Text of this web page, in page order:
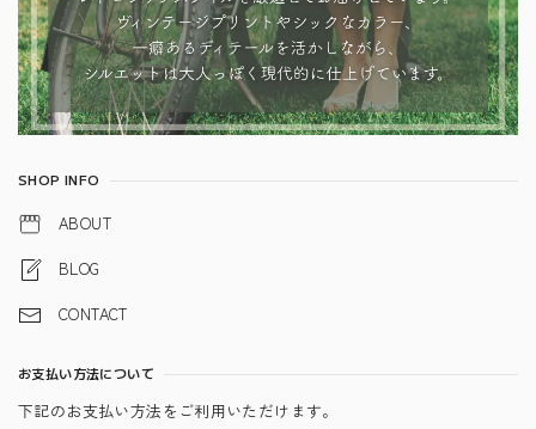
SHOP INFO
ABOUT
BLOG
CONTACT
お支払い方法について
下記のお支払い方法をご利用いただけます。